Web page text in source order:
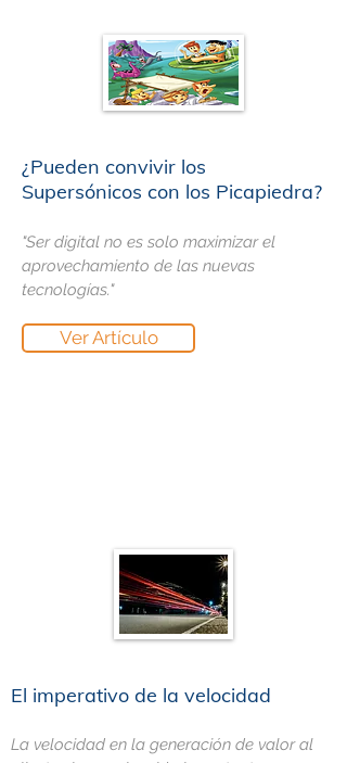
¿Pueden convivir los
Supersónicos con los Picapiedra?
"Ser digital no es solo maximizar el
aprovechamiento de las nuevas
tecnologías."
Ver Artículo
El imperativo de la velocidad
La velocidad en la generación de valor al